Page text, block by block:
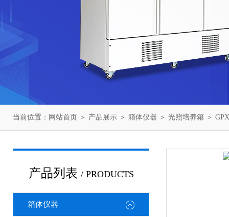
当前位置： 网站首页 ＞ 产品展示 ＞ 箱体仪器 ＞ 光照培养箱 ＞
产品列表 / PRODUCTS
箱体仪器